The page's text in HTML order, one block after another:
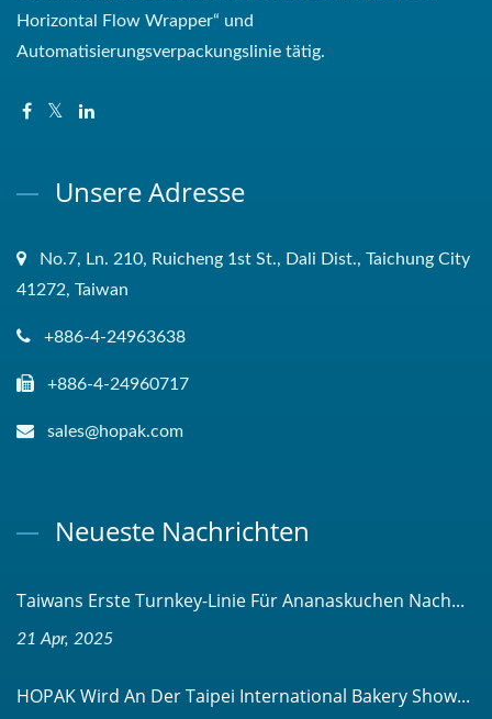
Horizontal Flow Wrapper“ und
Automatisierungsverpackungslinie tätig.
Unsere Adresse
No.7, Ln. 210, Ruicheng 1st St., Dali Dist., Taichung City
41272, Taiwan
+886-4-24963638
+886-4-24960717
sales@hopak.com
Neueste Nachrichten
Taiwans Erste Turnkey-Linie Für Ananaskuchen Nach...
21 Apr, 2025
HOPAK Wird An Der Taipei International Bakery Show...